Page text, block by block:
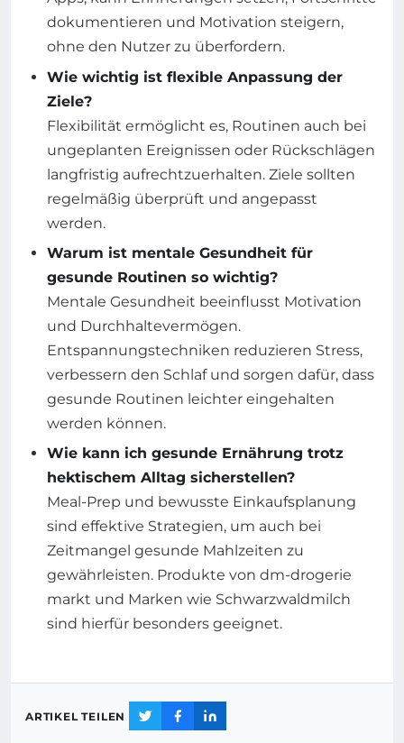
dokumentieren und Motivation steigern,
ohne den Nutzer zu überfordern.
Wie wichtig ist flexible Anpassung der
Ziele?
Flexibilität ermöglicht es, Routinen auch bei
ungeplanten Ereignissen oder Rückschlägen
langfristig aufrechtzuerhalten. Ziele sollten
regelmäßig überprüft und angepasst
werden.
Warum ist mentale Gesundheit für
gesunde Routinen so wichtig?
Mentale Gesundheit beeinflusst Motivation
und Durchhaltevermögen.
Entspannungstechniken reduzieren Stress,
verbessern den Schlaf und sorgen dafür, dass
gesunde Routinen leichter eingehalten
werden können.
Wie kann ich gesunde Ernährung trotz
hektischem Alltag sicherstellen?
Meal-Prep und bewusste Einkaufsplanung
sind effektive Strategien, um auch bei
Zeitmangel gesunde Mahlzeiten zu
gewährleisten. Produkte von dm-drogerie
markt und Marken wie Schwarzwaldmilch
sind hierfür besonders geeignet.
ARTIKEL TEILEN